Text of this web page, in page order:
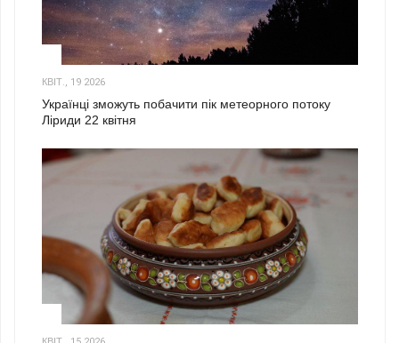
КВІТ., 19 2026
Українці зможуть побачити пік метеорного потоку
Ліриди 22 квітня